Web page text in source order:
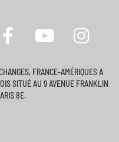
FRANCE-AMÉRIQUES A
SITUÉ AU 9 AVENUE FRANKLIN
8E.